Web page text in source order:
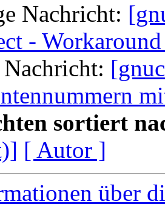
Nachricht:
-
Nachricht:
sortiert
[ Autor ]
über